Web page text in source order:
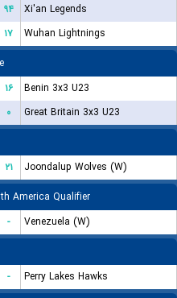
۹۴
Xi'an Legends
۱۷
Wuhan Lightnings
۱۶
Benin 3x3 U23
۰
Great Britain 3x3 U23
۲۱
Joondalup Wolves (W)
America Qualifier
-
Venezuela (W)
- Perry Lakes Hawks